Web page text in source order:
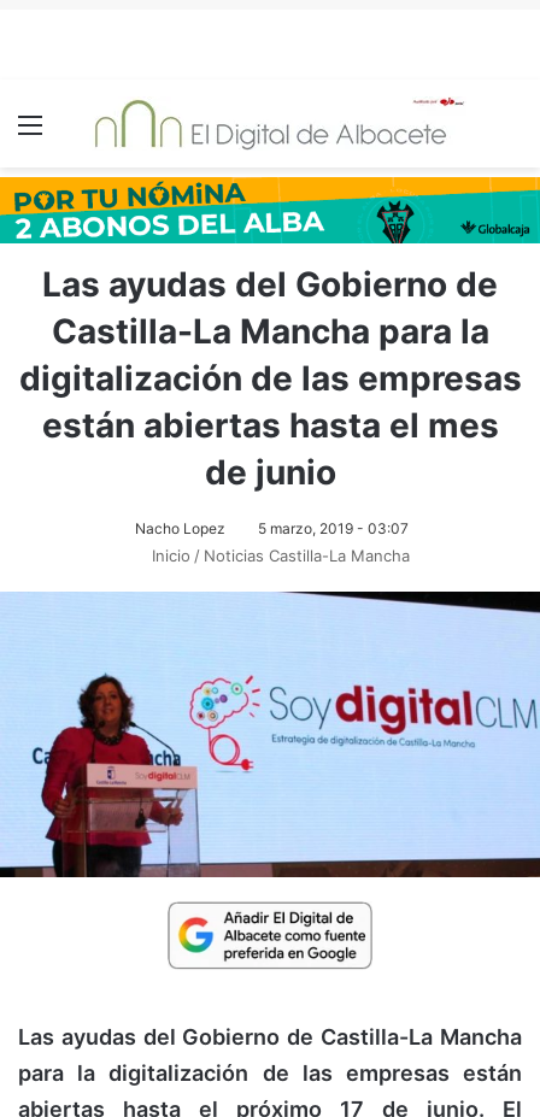
Las ayudas del Gobierno de
Castilla-La Mancha para la
digitalización de las empresas
están abiertas hasta el mes
de junio
Nacho Lopez 5 marzo, 2019 - 03:07
Inicio / Noticias Castilla-La Mancha
Las ayudas del Gobierno de Castilla-La Mancha
para la digitalización de las empresas están
abiertas hasta el próximo 17 de junio. El